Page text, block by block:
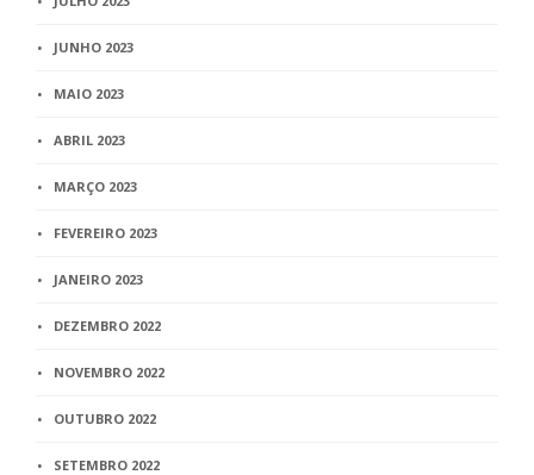
JUNHO 2023
MAIO 2023
ABRIL 2023
MARÇO 2023
FEVEREIRO 2023
JANEIRO 2023
DEZEMBRO 2022
NOVEMBRO 2022
OUTUBRO 2022
SETEMBRO 2022